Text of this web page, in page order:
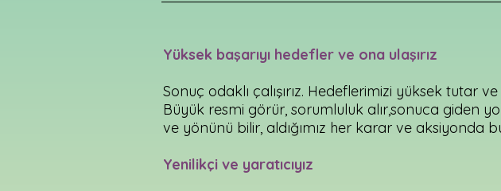
Yüksek başarıyı hedefler ve ona ulaşırız
Sonuç odaklı çalışırız. Hedeflerimizi yüksek tutar
Büyük resmi görür, sorumluluk alır,sonuca giden
ve yönünü bilir, aldığımız her karar ve aksiyonda
Yenilikçi ve yaratıcıyız